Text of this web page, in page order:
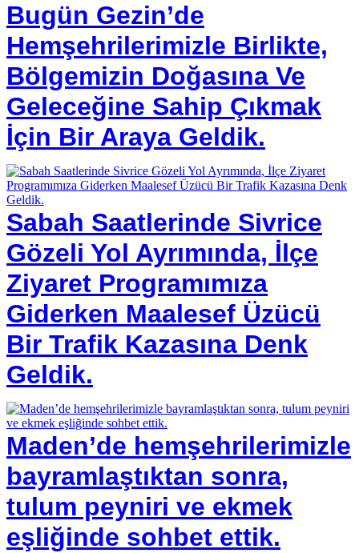
Bugün Gezin’de
Hemşehrilerimizle Birlikte,
Bölgemizin Doğasına Ve
Geleceğine Sahip Çıkmak
İçin Bir Araya Geldik.
Sabah Saatlerinde Sivrice
Gözeli Yol Ayrımında, İlçe
Ziyaret Programımıza
Giderken Maalesef Üzücü
Bir Trafik Kazasına Denk
Geldik.
Maden’de hemşehrilerimizle
bayramlaştıktan sonra,
tulum peyniri ve ekmek
eşliğinde sohbet ettik.